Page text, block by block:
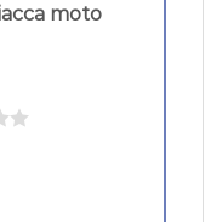
moto